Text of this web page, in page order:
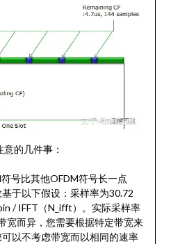
的几件事：
号比其他OFDM符号长一点
于以下假设：采样率为30.72
/ IFFT（N_ifft）。实际采样率
宽而异，您需要根据特定带宽来
以不考虑带宽而以相同的速率